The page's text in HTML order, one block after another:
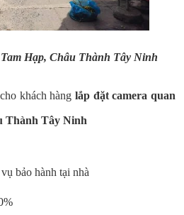
Tam Hạp, Châu Thành Tây Ninh
khách hàng lắp đặt camera quan
Thành Tây Ninh
bảo hành tại nhà